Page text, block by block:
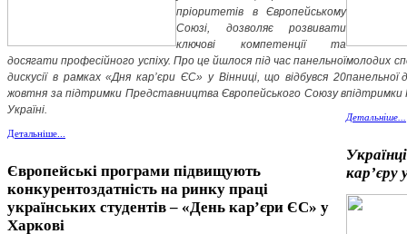
пріоритетів в Європейському
Союзі, дозволяє розвивати
ключові компетенції та
досягати професійного успіху. Про це йшлося під час панельної
дискусії в рамках «Дня кар’єри ЄС» у Вінниці, що відбувся 20
жовтня за підтримки Представництва Європейського Союзу в
Україні.
Детальніше...
Європейські програми підвищують
конкурентоздатність на ринку праці
українських студентів – «День кар’єри ЄС» у
Харкові
молодих
панельної
підтримки
Детальніше...
кар’єру